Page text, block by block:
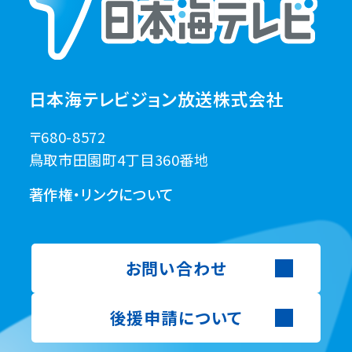
日本海テレビジョン放送株式会社
〒680-8572
鳥取市田園町4丁目360番地
著作権・リンクについて
お問い合わせ
後援申請について